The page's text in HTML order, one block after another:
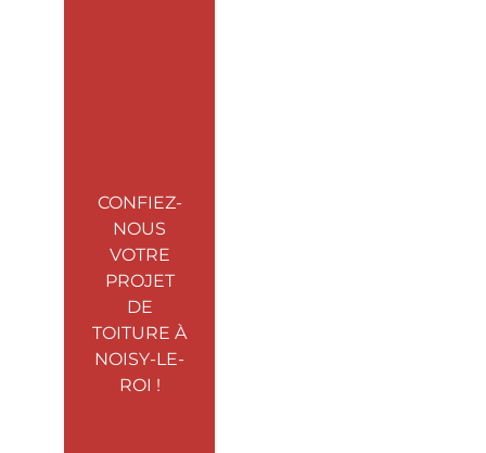
CONFIEZ-
NOUS
VOTRE
PROJET
DE
TOITURE À
NOISY-LE-
ROI !